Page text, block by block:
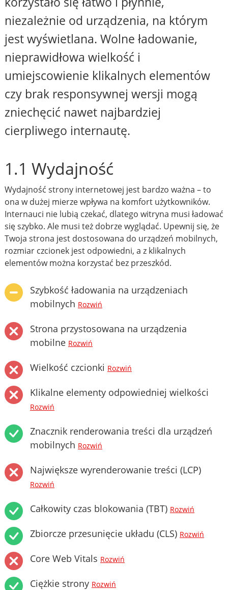
niezależnie od urządzenia, na którym
jest wyświetlana. Wolne ładowanie,
nieprawidłowa wielkość i
umiejscowienie klikalnych elementów
czy brak responsywnej wersji mogą
zniechęcić nawet najbardziej
cierpliwego internautę.
1.1 Wydajność
Wydajność strony internetowej jest bardzo ważna – to
ona w dużej mierze wpływa na komfort użytkowników.
Internauci nie lubią czekać, dlatego witryna musi ładować
się szybko. Ale musi też dobrze wyglądać. Upewnij się, że
Twoja strona jest dostosowana do urządzeń mobilnych,
rozmiar czcionek jest odpowiedni, a z klikalnych
elementów można korzystać bez przeszkód.
Szybkość ładowania na urządzeniach
mobilnych Rozwiń
Strona przystosowana na urządzenia
mobilne Rozwiń
Wielkość czcionki Rozwiń
Klikalne elementy odpowiedniej wielkości
Rozwiń
Znacznik renderowania treści dla urządzeń
mobilnych Rozwiń
Największe wyrenderowanie treści (LCP)
Rozwiń
Całkowity czas blokowania (TBT) Rozwiń
Zbiorcze przesunięcie układu (CLS) Rozwiń
Core Web Vitals Rozwiń
Ciężkie strony Rozwiń